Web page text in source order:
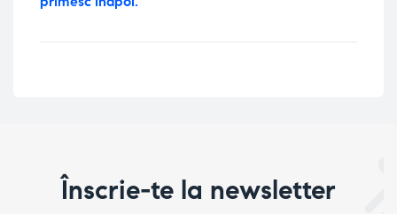
Înscrie-te la newsletter